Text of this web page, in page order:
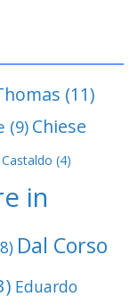
(11)
(9) Chiese
(4)
in
Dal Corso
Eduardo